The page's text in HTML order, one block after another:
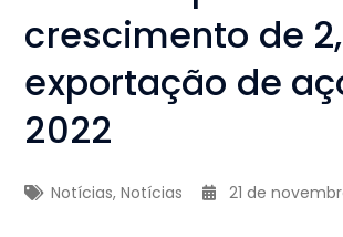
crescimento de
exportação de
2022
Notícias,Notícias 21 de